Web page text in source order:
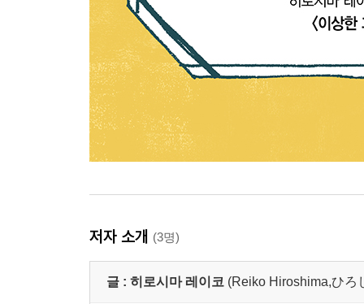
저자 소개 (3명)
글 : 히로시마 레이코 (Reiko Hiroshima,ひろ